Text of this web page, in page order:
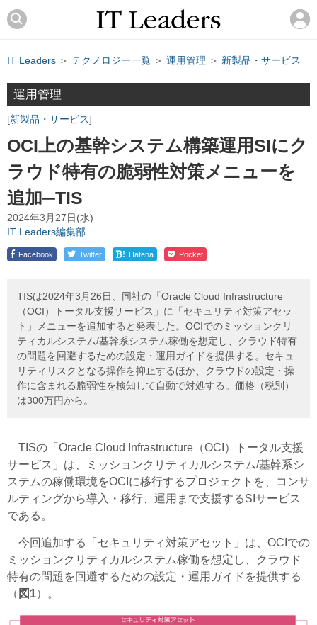
IT Leaders ＞ テクノロジー一覧 ＞ 運用管理 ＞ 新製品・サービス
運用管理
新製品・サービス
OCI上の基幹システム構築運用SIにク
ラウド特有の脆弱性対策メニューを
追加─TIS
2024年3月27日(水)
IT Leaders編集部
Facebook Twitter ! Hatena Pocket
TISは2024年3月26日、同社の「Oracle Cloud Infrastructure
（OCI）トータル支援サービス」に「セキュリティ対策アセッ
ト」メニューを追加すると発表した。OCIでのミッションクリ
ティカルシステム/基幹系システム稼働を想定し、クラウド特有
の問題を回避するための設定・運用ガイドを提供する。セキュ
リティリスクとなる操作を抑止するほか、クラウドの設定・操
作に含まれる脆弱性を検知して自動で対処する。価格（税別）
は300万円から。
TISの「Oracle Cloud Infrastructure（OCI）トータル支援
サービス」は、ミッションクリティカルシステム/基幹系シ
ステムの稼働環境をOCIに移行するプロジェクトを、コンサ
ルティングから導入・移行、運用まで支援するSIサービス
である。
今回追加する「セキュリティ対策アセット」は、OCIでの
ミッションクリティカルシステム稼働を想定し、クラウド
特有の問題を回避するための設定・運用ガイドを提供する
（ 図1）。